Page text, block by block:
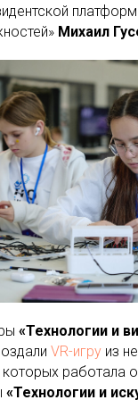
Михаил
«Технологии и
VR-игру из
работала
«Технологии и